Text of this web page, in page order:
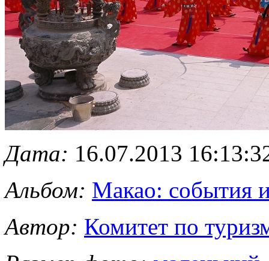
Дата: 16.07.2013
Альбом: Макао: события
Автор: Комитет по